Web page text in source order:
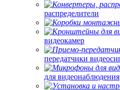
распределители
видеокамер
передатчики
для видеонаблюдения